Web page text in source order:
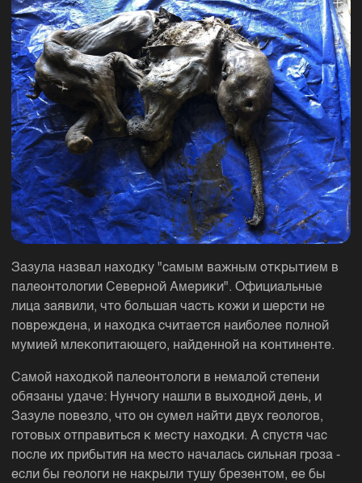
Зазула назвал находку "самым важным открытием в
палеонтологии Северной Америки". Официальные
лица заявили, что большая часть кожи и шерсти не
повреждена, и находка считается наиболее полной
мумией млекопитающего, найденной на континенте.
Самой находкой палеонтологи в немалой степени
обязаны удаче: Нунчогу нашли в выходной день, и
Зазуле повезло, что он сумел найти двух геологов,
готовых отправиться к месту находки. А спустя час
после их прибытия на место началась сильная гроза -
если бы геологи не накрыли тушу брезентом, ее бы